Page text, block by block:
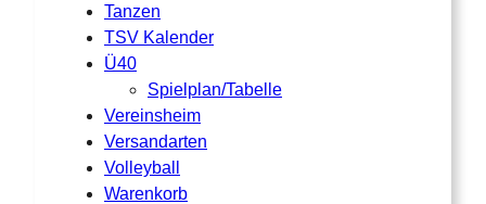
Tanzen
TSV Kalender
Ü40
Spielplan/Tabelle
Vereinsheim
Versandarten
Volleyball
Warenkorb